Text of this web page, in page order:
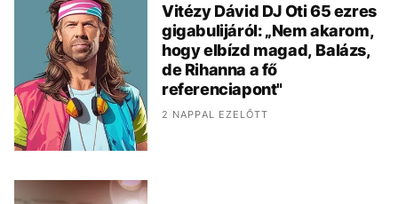
Vitézy Dávid DJ Oti 65 ezres
gigabulijáról: „Nem akarom,
hogy elbízd magad, Balázs,
de Rihanna a fő
referenciapont"
2 NAPPAL EZELŐTT